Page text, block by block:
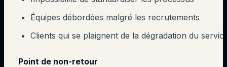
Équipes débordées malgré les recrutements
Clients qui se plaignent de la dégradation du
Point de non-retour